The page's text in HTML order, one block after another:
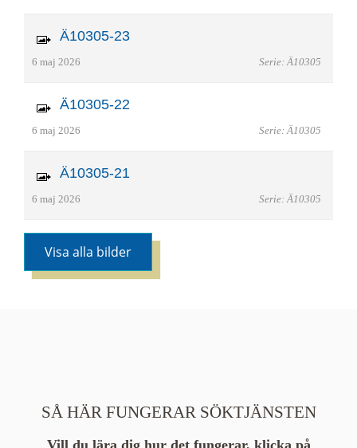
Ä10305-23
6 maj 2026 Serie: Ä10305
Ä10305-22
6 maj 2026 Serie: Ä10305
Ä10305-21
6 maj 2026 Serie: Ä10305
Visa alla bilder
SÅ HÄR FUNGERAR SÖKTJÄNSTEN
Vill du lära dig hur det fungerar, klicka på